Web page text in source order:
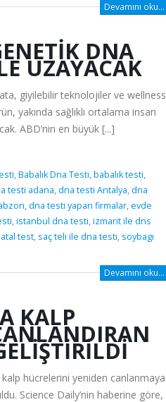
Devamını oku...
DNA
UZAYACAK
giyilebilir teknolojiler ve wellness
yakında sağlıklı ortalama insan
ABD’nin en büyük [...]
,Babalık Dna Testi,babalık testi,
testi adana,dna testi Antalya,dna
,dna testi yapan firmalar,evde
,istanbul dna testi,izmarit ile dns
test, saç teli ile dna testi, soybagı
Devamını oku...
KALP
hücrelerini yeniden canlanmaya
Science Daily’nin haberine göre,